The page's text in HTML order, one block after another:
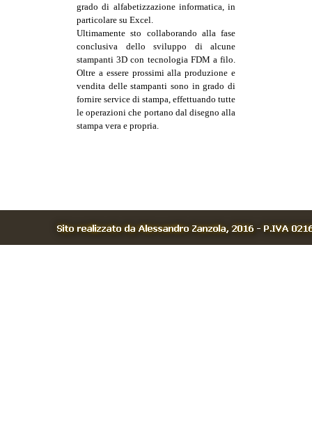
grado di alfabetizzazione informatica, in
particolare su Excel.
Ultimamente sto collaborando alla fase
conclusiva dello sviluppo di alcune
stampanti 3D con tecnologia FDM a filo.
Oltre a essere prossimi alla produzione e
vendita delle stampanti sono in grado di
fornire service di stampa, effettuando tutte
le operazioni che portano dal disegno alla
stampa vera e propria.